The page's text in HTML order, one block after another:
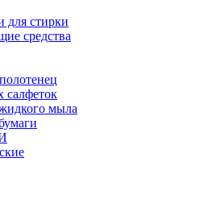
для стирки
средства
салфеток
мыла